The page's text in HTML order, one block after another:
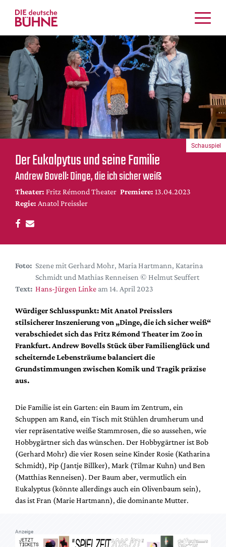
Kritiken
Schauspiel
Musiktheater
Tanz
Crossover
Bühnenwelt
Festivals & Veranstaltungen
Menschen & Theater
Themen
Internationales
Nachrufe
DdB-map
Premierensuche
Festival-Planer
Alle Hefte
Leseproben
Podcast
Service
Shop / Abo
Newsletter
Redaktion
Autor:innen
Partner
Mediadaten
Suche
Der Eukalpytus und seine Familie
Andrew Bovell: Dinge, die ich sicher weiß
Theater: Fritz Rémond Theater Premiere: 13.04.2023
Regie: Anatol Preissler
Schauspiel
Foto: Szene mit Gerhard Mohr, Maria Hartmann, Katarina
Schmidt und Mathias Renneisen © Helmut Seuffert
Text: Hans-Jürgen Linke am 14. April 2023
Würdiger Schlusspunkt: Mit Anatol Preisslers
stilsicherer Inszenierung von „Dinge, die ich sicher weiß“
verabschiedet sich das Fritz Rémond Theater im Zoo in
Frankfurt. Andrew Bovells Stück über Familienglück und
scheiternde Lebensträume balanciert die
Grundstimmungen zwischen Komik und Tragik präzise
aus.
Die Familie ist ein Garten: ein Baum im Zentrum, ein
Schuppen am Rand, ein Tisch mit Stühlen drumherum und
vier repräsentative weiße Stammrosen, die so aussehen, wie
Hobbygärtner sich das wünschen. Der Hobbygärtner ist Bob
(Gerhard Mohr) die vier Rosen seine Kinder Rosie (Katharina
Schmidt), Pip (Jantje Billker), Mark (Tilmar Kuhn) und Ben
(Matthias Renneisen). Der Baum aber, vermutlich ein
Eukalyptus (könnte allerdings auch ein Olivenbaum sein),
das ist Fran (Marie Hartmann), die dominante Mutter.
Anzeige